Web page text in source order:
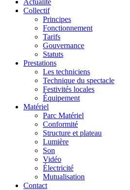
Collectif
Principes
Fonctionnement
Tarifs
Gouvernance
Statuts
Prestations
Les techniciens
Technique du spectacle
Festivités locales
Équipement
Matériel
Parc Matériel
Conformité
Structure et plateau
Lumière
Son
Vidéo
Électricité
Mutualisation
Contact